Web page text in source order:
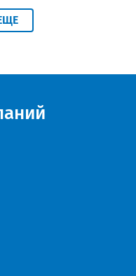
ДТП пассажир
травм», -